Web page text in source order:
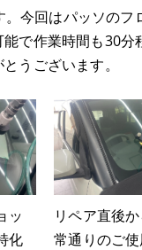
今回はパッソのフ
で作業時間も30
うございます。
ッ
化
リペア直後
常通りのご